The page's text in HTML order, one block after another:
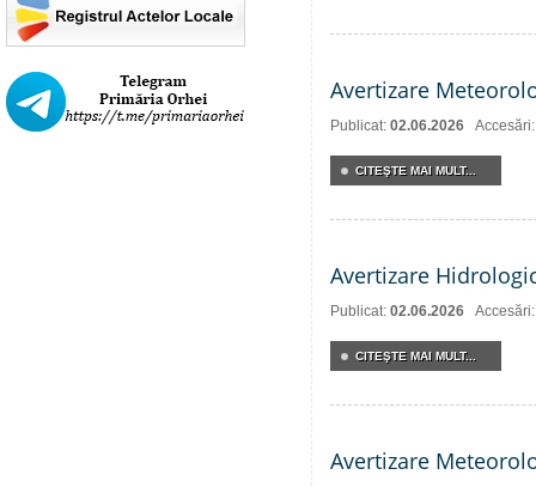
Avertizare
Publicat: 02.06.2026
CITEŞTE MAI MULT...
Avertizare
Publicat: 02.06.2026
CITEŞTE MAI MULT...
Avertizare